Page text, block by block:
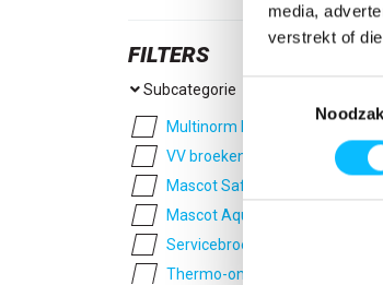
media,
verstrekt of
FILTERS
Subcategorie
Multinorm broeken
VV broeken
Mascot Safe Aqua
Mascot Aqua
Servicebroeken
Thermo-ondergoed